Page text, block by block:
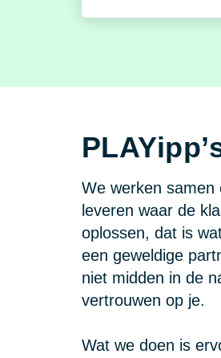
We werken samen
leveren waar de
oplossen, dat is
een geweldige
niet midden in de
vertrouwen op je.
Wat we doen is